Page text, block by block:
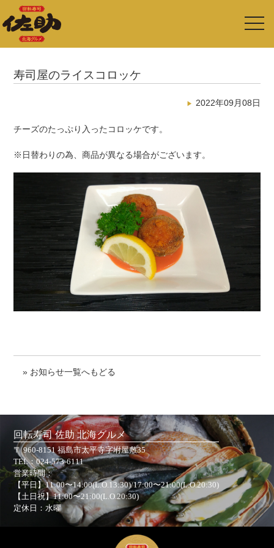
寿司屋のライスコロッケ
2022年09月08日
チーズのたっぷり入ったコロッケです。
※日替わりの為、商品が異なる場合がございます。
» お知らせ一覧へもどる
回転寿司 佐助 北海グルメ
〒 960-8151 福島市太平寺字坿屋敷35
TEL：024-573-6111
営業時間：
【平日】11:00〜14:00(L.O.13:30)/17:00〜21:00(L.O.20:30)
【土日祝】11:00〜21:00(L.O.20:30)
定休日：水曜